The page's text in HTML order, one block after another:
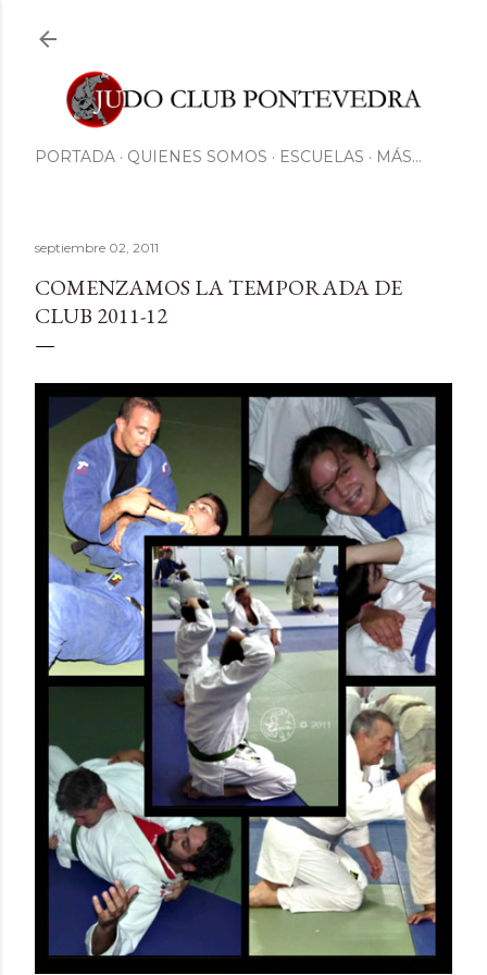
PORTADA QUIENES SOMOS ESCUELAS MÁS…
septiembre 02, 2011
COMENZAMOS LA TEMPORADA DE
CLUB 2011-12